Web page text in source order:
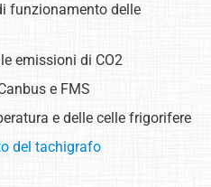
funzionamento delle
emissioni di CO2
e FMS
e delle celle frigorifere
del tachigrafo